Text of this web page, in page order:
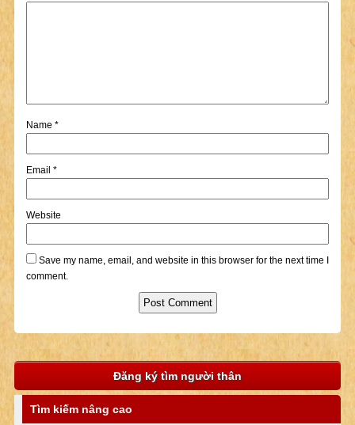
Name *
Email *
Website
Save my name, email, and website in this browser for the next time I
comment.
Đăng ký tìm người thân
Tìm kiếm nâng cao